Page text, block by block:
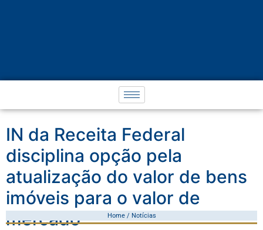
IN da Receita Federal
disciplina opção pela
atualização do valor de bens
imóveis para o valor de
mercado
Home / Notícias